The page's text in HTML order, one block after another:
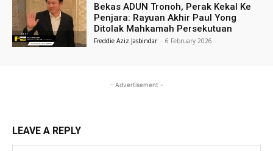
Bekas ADUN Tronoh, Perak Kekal Ke
Penjara: Rayuan Akhir Paul Yong
Ditolak Mahkamah Persekutuan
Freddie Aziz Jasbindar - 6 February 2026
- Advertisement -
LEAVE A REPLY